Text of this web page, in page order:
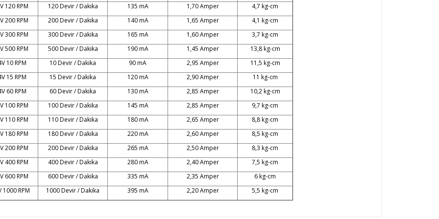
120 RPM
120 Devir / Dakika 135 mA 1,70 Amper
4,7 kg-cm
200 RPM
200 Devir / Dakika 140 mA 1,65 Amper
4,1 kg-cm
300 RPM
300 Devir / Dakika 165 mA 1,60 Amper
3,7 kg-cm
500 RPM
500 Devir / Dakika 190 mA 1,45 Amper
13,8 kg-cm
10 RPM
10 Devir / Dakika 90 mA 2,95 Amper
11,5 kg-cm
15 RPM
15 Devir / Dakika 120 mA 2,90 Amper
11 kg-cm
60 RPM
60 Devir / Dakika 130 mA 2,85 Amper
10,2 kg-cm
100 RPM
100 Devir / Dakika 145 mA 2,85 Amper
9,7 kg-cm
110 RPM
110 Devir / Dakika 180 mA 2,65 Amper
8,8 kg-cm
180 RPM
180 Devir / Dakika 220 mA 2,60 Amper
8,5 kg-cm
200 RPM
200 Devir / Dakika 265 mA 2,50 Amper
8,3 kg-cm
400 RPM
400 Devir / Dakika 280 mA 2,40 Amper
7,5 kg-cm
600 RPM
600 Devir / Dakika 335 mA 2,35 Amper
6 kg-cm
1000 RPM
1000 Devir / Dakika 395 mA 2,20 Amper 5,5 kg-cm